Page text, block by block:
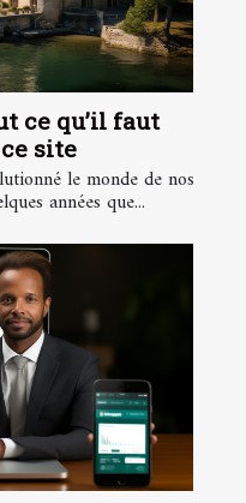
ce qu’il faut
site
le monde de nos
années que...